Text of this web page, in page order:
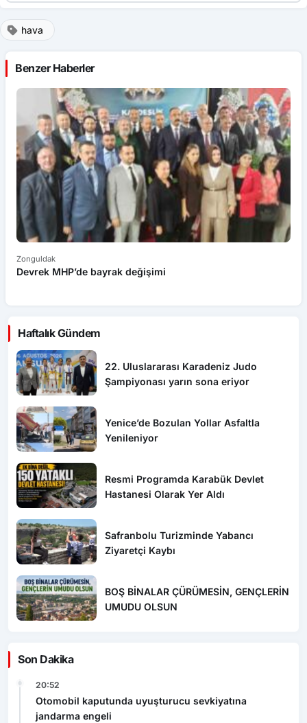
hava
Benzer Haberler
Zonguldak
Devrek MHP’de bayrak değişimi
Haftalık Gündem
22. Uluslararası Karadeniz Judo
Şampiyonası yarın sona eriyor
Yenice’de Bozulan Yollar Asfaltla
Yenileniyor
Resmi Programda Karabük Devlet
Hastanesi Olarak Yer Aldı
Safranbolu Turizminde Yabancı
Ziyaretçi Kaybı
BOŞ BİNALAR ÇÜRÜMESİN, GENÇLERİN
UMUDU OLSUN
Son Dakika
20:52
Otomobil kaputunda uyuşturucu sevkiyatına
jandarma engeli